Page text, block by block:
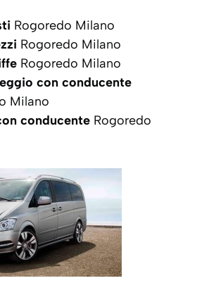
Rogoredo Milano
Rogoredo Milano
Rogoredo Milano
con conducente
Milano
conducente Rogoredo